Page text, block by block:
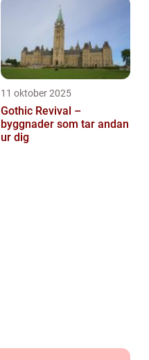
11 oktober 2025
Gothic Revival –
byggnader som tar andan
ur dig